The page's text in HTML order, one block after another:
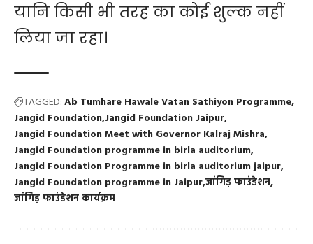
यानि किसी भी तरह का कोई शुल्क नहीं
लिया जा रहा।
TAGGED:Ab Tumhare Hawale Vatan Sathiyon Programme
Jangid Foundation Jangid Foundation Jaipur
Jangid Foundation Meet with Governor Kalraj Mishra
Jangid Foundation programme in birla auditorium
Jangid Foundation Programme in birla auditorium jaipur
Jangid Foundation programme in Jaipurजांगिड़ फाउंडेशन
जांगिड़ फाउंडेशन कार्यक्रम